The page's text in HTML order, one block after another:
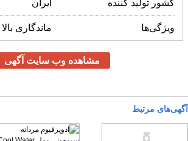
کشور تولید کننده ایران
ویژگی‌ها ماندگاری بالا
مشاهده وب سایت آگهی
آگهی‌های مرتبط